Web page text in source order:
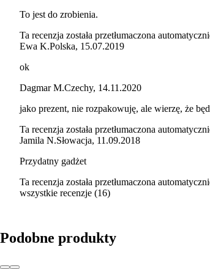
To jest do zrobienia.
Ta recenzja została przetłumaczona
Ewa K.Polska, 15.07.2019
ok
Dagmar M.Czechy, 14.11.2020
jako prezent, nie rozpakowuję, ale wierzę, że
Ta recenzja została przetłumaczona
Jamila N.Słowacja, 11.09.2018
Przydatny gadżet
Ta recenzja została przetłumaczona
wszystkie recenzje (16)
Podobne produkty